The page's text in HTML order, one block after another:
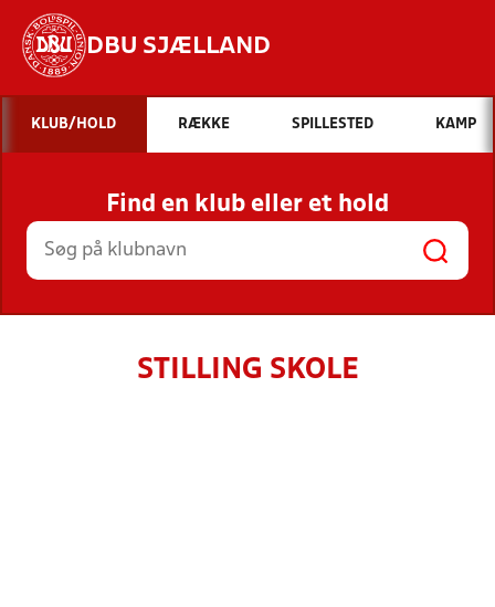
DBU SJÆLLAND
Hvad vil du søge efter?
INDHOLD OG NYHEDER
STILLINGER, RESULTATER, KLUBBER OG
HOLD
KLUB/HOLD RÆKKE SPILLESTED KAMP
Find en klub eller et hold
STILLING SKOLE